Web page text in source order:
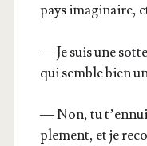
pays ima­gi­naire,
— Je suis une
qui semble bien
— Non, tu
ple­ment, et je